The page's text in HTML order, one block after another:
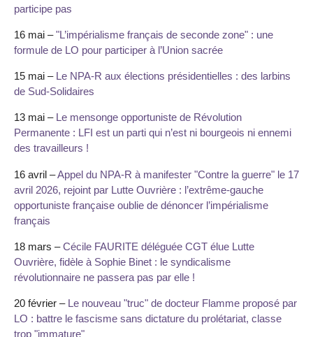
participe pas
16 mai –"L’impérialisme français de seconde zone" : une
formule de LO pour participer à l’Union sacrée
15 mai – Le NPA-R aux élections présidentielles : des larbins
de Sud-Solidaires
13 mai – Le mensonge opportuniste de Révolution
Permanente : LFI est un parti qui n’est ni bourgeois ni ennemi
des travailleurs !
16 avril –Appel du NPA-R à manifester "Contre la guerre" le 17
avril 2026, rejoint par Lutte Ouvrière : l’extrême-gauche
opportuniste française oublie de dénoncer l’impérialisme
français
18 mars –Cécile FAURITE déléguée CGT élue Lutte
Ouvrière, fidèle à Sophie Binet : le syndicalisme
révolutionnaire ne passera pas par elle !
20 février – Le nouveau "truc" de docteur Flamme proposé par
LO : battre le fascisme sans dictature du prolétariat, classe
trop "immature"